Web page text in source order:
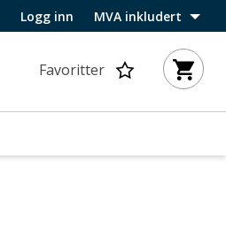
Logg inn MVA inkludert
Favoritter